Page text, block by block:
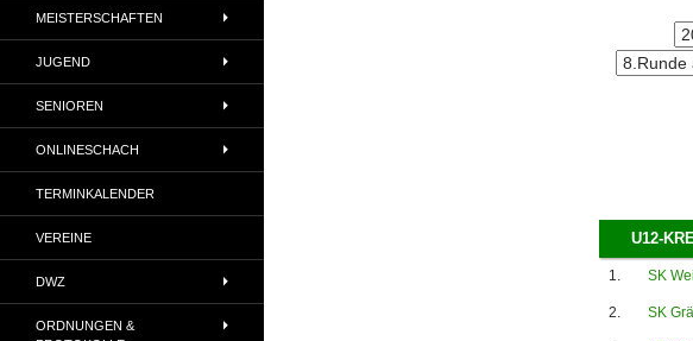
U12-
1. SK
2. SK
MEISTERSCHAFTEN
JUGEND
SENIOREN
ONLINESCHACH
TERMINKALENDER
VEREINE
DWZ
ORDNUNGEN &